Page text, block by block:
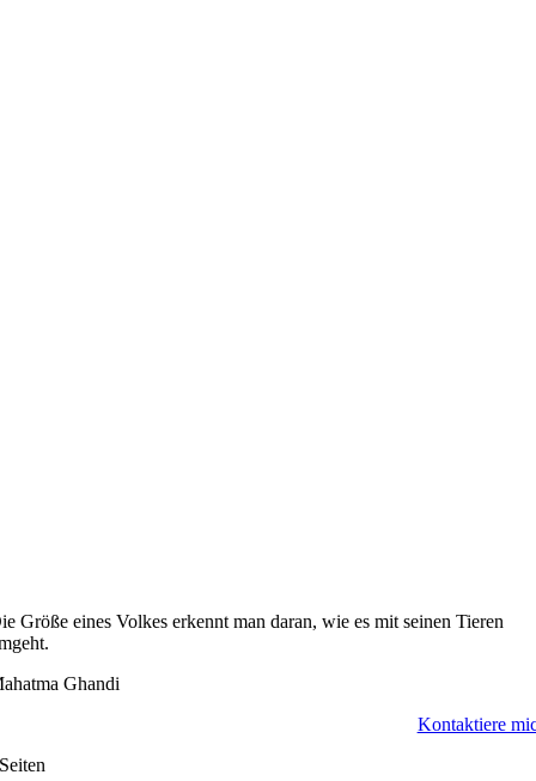
Größe eines Volkes erkennt man daran, wie es mit seinen Tieren
Ghandi
Kontaktiere
Seiten